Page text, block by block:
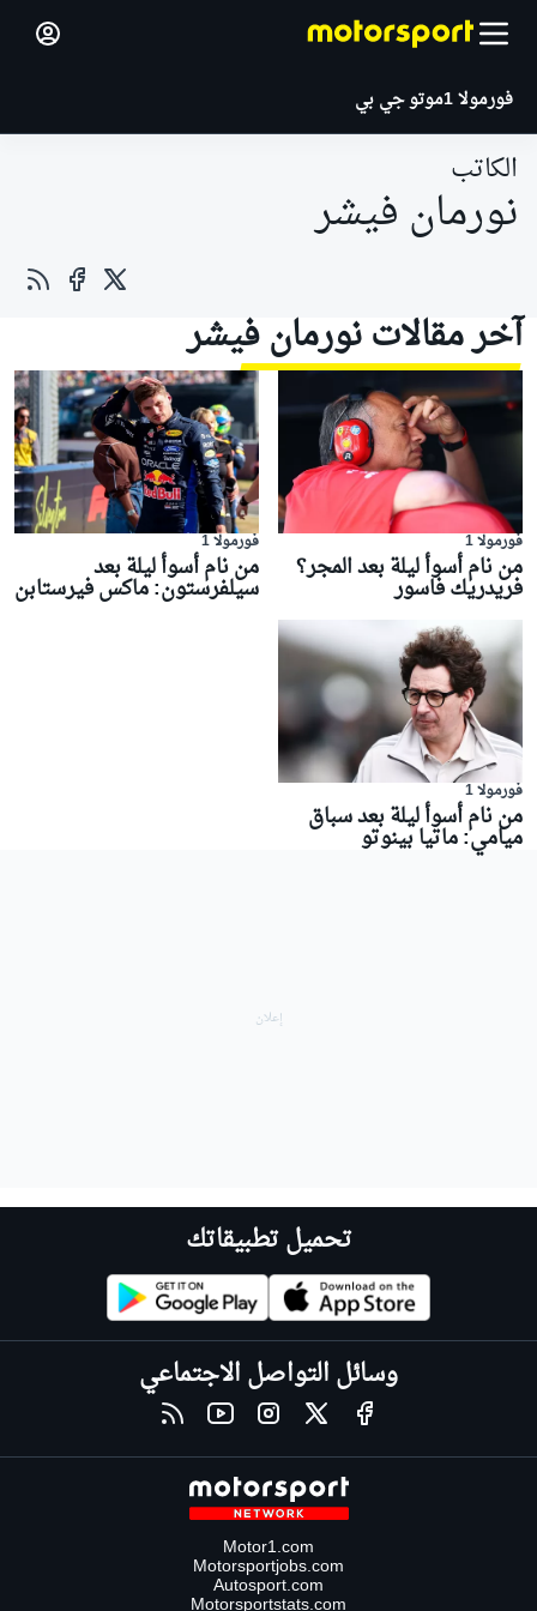
فورمولا 1 موتو جي بي
الكاتب
نورمان فيشر
آخر مقالات نورمان فيشر
فورمولا 1
من نام أسوأ ليلة بعد المجر؟
فريدريك فاسور
فورمولا 1
من نام أسوأ ليلة بعد
سيلفرستون: ماكس فيرستابن
فورمولا 1
من نام أسوأ ليلة بعد سباق
ميامي: ماتيا بينوتو
تحميل تطبيقاتك
وسائل التواصل الاجتماعي
Motor1.com
Motorsportjobs.com
Autosport.com